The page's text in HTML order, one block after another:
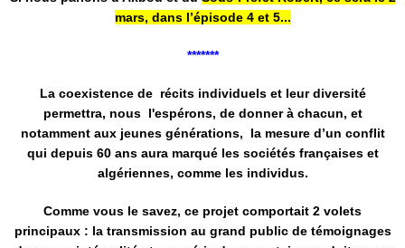
mars, dans l’épisode 4 et 5...
*******
La coexistence de récits individuels et leur diversité
permettra, nous l'espérons, de donner à chacun, et
notamment aux jeunes générations, la mesure d’un conflit
qui depuis 60 ans aura marqué les sociétés françaises et
algériennes, comme les individus.
Comme vous le savez, ce projet comportait 2 volets
principaux : la transmission au grand public de témoignages